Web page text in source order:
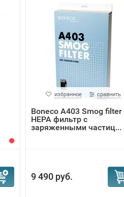
избранное сравнить
Boneco A403 Smog filter
НЕРА фильтр с
заряженными частиц...
9 490 руб.